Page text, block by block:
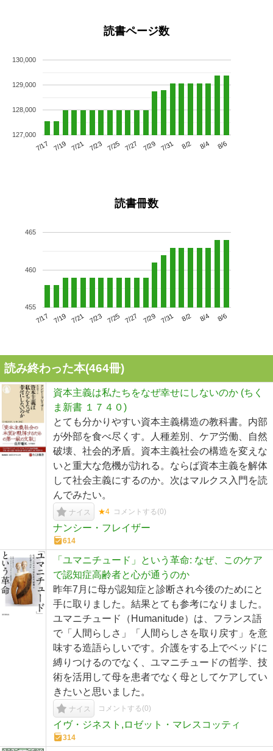
読書ページ数
7/17 7/19 7/21 7/23 7/25 7/27 7/29 7/31 8/2 8/4 8/6
127,000
128,000
129,000
130,000
読書冊数
7/17 7/19 7/21 7/23 7/25 7/27 7/29 7/31 8/2 8/4 8/6
455
460
465
読み終わった本(464冊)
資本主義は私たちをなぜ幸せにしないのか (ちく
ま新書 １７４０)
とても分かりやすい資本主義構造の教科書。内部
が外部を食べ尽くす。人種差別、ケア労働、自然
破壊、社会的矛盾。資本主義社会の構造を変えな
いと重大な危機が訪れる。ならば資本主義を解体
して社会主義にするのか。次はマルクス入門を読
んでみたい。
ナイス ★4 コメントする(0)
ナンシー・フレイザー
614
「ユマニチュード」という革命: なぜ、このケア
で認知症高齢者と心が通うのか
昨年7月に母が認知症と診断され今後のためにと
手に取りました。結果とても参考になりました。
ユマニチュード（Humanitude）は、フランス語
で「人間らしさ」「人間らしさを取り戻す」を意
味する造語らしいです。介護をする上でベッドに
縛りつけるのでなく、ユマニチュードの哲学、技
術を活用して母を患者でなく母としてケアしてい
きたいと思いました。
ナイス コメントする(0)
イヴ・ジネスト,ロゼット・マレスコッティ
314